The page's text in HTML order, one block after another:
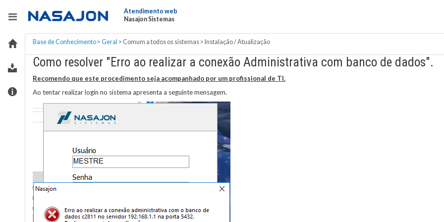
Atendimento web
Nasajon Sistemas
Base de Conhecimento > Geral > Comum a todos os sistemas > Instalação / Atualização
Como resolver "Erro ao realizar a conexão Administrativa com banco de dados".
Recomendo que este procedimento seja acompanhado por um profissional de TI.
Ao tentar realizar login no sistema apresenta a seguinte mensagem.